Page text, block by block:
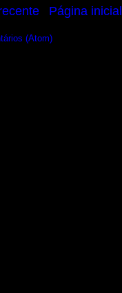
Página inicial
(Atom)